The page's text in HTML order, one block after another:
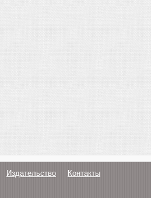
Издательство Контакты